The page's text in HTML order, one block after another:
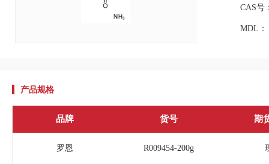
CAS号
MDL：
产品规格
品牌 货号 期
罗恩 R009454-200g